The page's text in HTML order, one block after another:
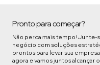
Pronto para começar?
Não perca mais tempo! Junte-
negócio com soluções
prontos para levar sua
agora e vamos juntos alcançar